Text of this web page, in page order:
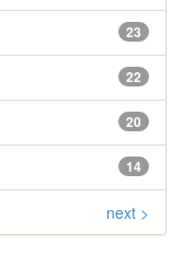
23
22
20
14
next >